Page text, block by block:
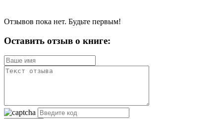
Отзывов пока нет. Будьте первым!
Оставить отзыв о книге: